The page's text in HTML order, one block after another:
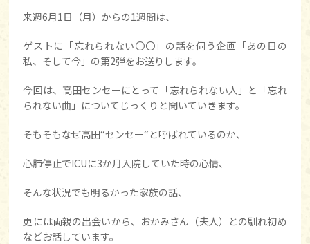
来週6月1日（月）からの1週間は、
ゲストに「忘れられない〇〇」の話を伺う企画「あの日の
私、そして今」の第2弾をお送りします。
今回は、高田センセーにとって「忘れられない人」と「忘れ
られない曲」についてじっくりと聞いていきます。
そもそもなぜ高田“センセー“と呼ばれているのか、
心肺停止でICUに3か月入院していた時の心情、
そんな状況でも明るかった家族の話、
更には両親の出会いから、おかみさん（夫人）との馴れ初め
などお話しています。